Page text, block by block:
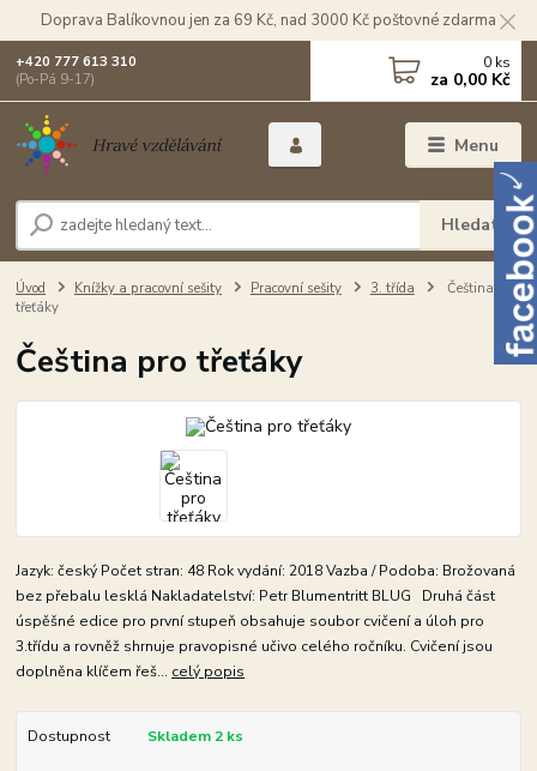
Doprava Balíkovnou jen za 69 Kč, nad 3000 Kč poštovné zdarma
Menu
Hledat
+420 777 613 310
(Po-Pá 9-17)
0 ks
za 0,00 Kč
Úvod Knížky a pracovní sešity Pracovní sešity 3. třída
Čeština pro
třeťáky
Čeština pro třeťáky
Jazyk: český Počet stran: 48 Rok vydání: 2018 Vazba / Podoba: Brožovaná
bez přebalu lesklá Nakladatelství: Petr Blumentritt BLUG Druhá část
úspěšné edice pro první stupeň obsahuje soubor cvičení a úloh pro
3.třídu a rovněž shrnuje pravopisné učivo celého ročníku. Cvičení jsou
doplněna klíčem řeš... celý popis
Dostupnost Skladem 2 ks